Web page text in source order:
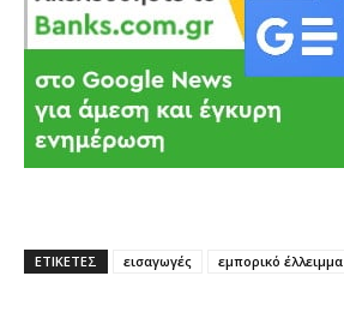
ΕΤΙΚΕΤΕΣ εισαγωγές εμπορικό έλλειμμα